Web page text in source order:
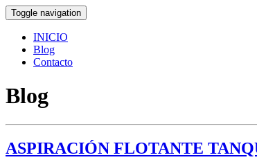
Toggle navigation
INICIO
Blog
Contacto
Blog
ASPIRACIÓN FLOTANTE